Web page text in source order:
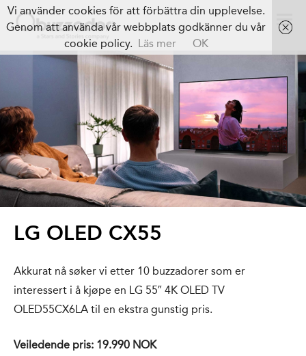
LG OLED CX55
Akkurat nå søker vi etter 10 buzzadorer som er
interessert i å kjøpe en LG 55″ 4K OLED TV
OLED55CX6LA til en ekstra gunstig pris.
Veiledende pris: 19.990 NOK
Vi använder cookies för att förbättra din upplevelse.
Genom att använda vår webbplats godkänner du vår
cookie policy. Läs mer OK